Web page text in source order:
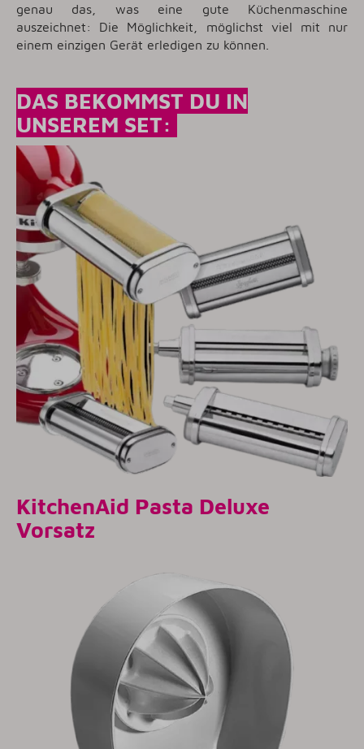
genau das, was eine gute Küchenmaschine
auszeichnet: Die Möglichkeit, möglichst viel mit nur
einem einzigen Gerät erledigen zu können.
DAS BEKOMMST DU IN
UNSEREM SET:
KitchenAid Pasta Deluxe
Vorsatz